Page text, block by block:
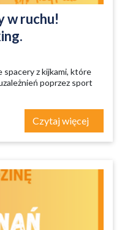
w ruchu!
spacery z kijkami, które
poprzez sport
Czytaj więcej